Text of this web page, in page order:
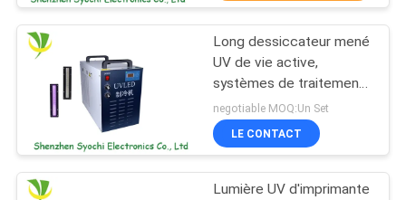
CONTRÔLE
DE
QUALITÉ
CONTACTEZ-
NOUS
Tache UV de LED
traitant le système
Long dessiccateur mené
UV de vie active,
systèmes de traitement
UV de LED pour le
matériel d'impression
negotiable MOQ:Un Set
LE CONTACT
Lumière UV d'imprimante